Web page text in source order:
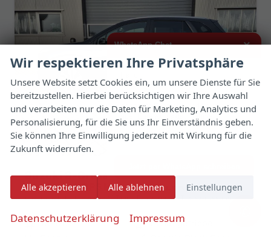
Suzuki S-Cross
Comfort+ 110PS MHEV 4x4 ALLGRIP 1.4 Boosterjet Teilleder Navi Klimaautomatik Sitzheizung ACC PDC v+h 4x Kamera Suzuki-Radio Apple CarPlay Android Auto Touchscreen 2xKeyless 17-LM
unverbindliche Lieferzeit:12 Tage Fahrzeug mit Tageszulassung
Fahrzeugnr. 179175 Getriebe Schaltgetriebe
WhatsApp Chat ×
ich interessiere mich für das oben
genannte Fahrzeug und freue mich
über Eure Kontaktaufnahme.
Viele Grüße
Wir respektieren Ihre Privatsphäre
Unsere Website setzt Cookies ein, um unsere Dienste für Sie
bereitzustellen. Hierbei berücksichtigen wir Ihre Auswahl
und verarbeiten nur die Daten für Marketing, Analytics und
Personalisierung, für die Sie uns Ihr Einverständnis geben.
Sie können Ihre Einwilligung jederzeit mit Wirkung für die
Zukunft widerrufen.
Alle akzeptieren Alle ablehnen Einstellungen
Datenschutzerklärung Impressum